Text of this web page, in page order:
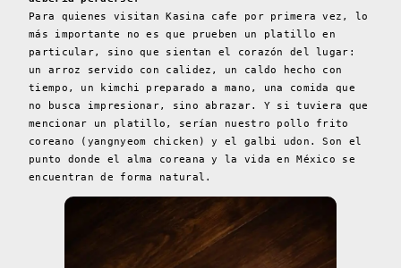
Para quienes visitan Kasina cafe por primera vez, lo
más importante no es que prueben un platillo en
particular, sino que sientan el corazón del lugar:
un arroz servido con calidez, un caldo hecho con
tiempo, un kimchi preparado a mano, una comida que
no busca impresionar, sino abrazar. Y si tuviera que
mencionar un platillo, serían nuestro pollo frito
coreano (yangnyeom chicken) y el galbi udon. Son el
punto donde el alma coreana y la vida en México se
encuentran de forma natural.